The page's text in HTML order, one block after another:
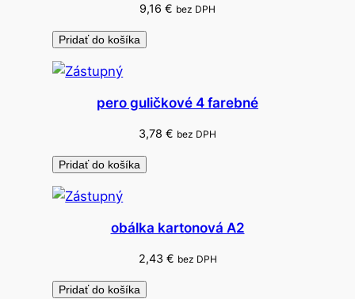
o
č
n
9,16 € bez DPH
Pridať do košíka
pero guličkové 4 farebné
3,78 € bez DPH
Pridať do košíka
obálka kartonová A2
2,43 € bez DPH
Pridať do košíka